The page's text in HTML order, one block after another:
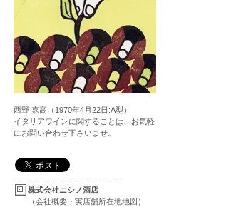
西野 嘉高（1970年4月22日:A型）
イタリアワインに関することは、お気軽
にお問い合わせ下さいませ。
株式会社ニシノ酒店
（会社概要・実店舗所在地地図）